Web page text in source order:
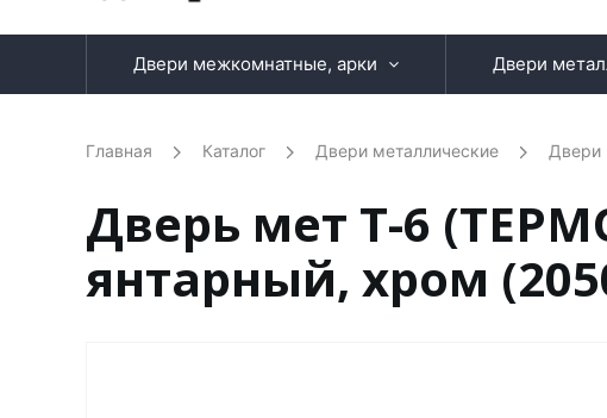
Двери межкомнатные, арки Двери
Главная Каталог Двери металлические
Дверь мет Т-6
янтарный, хром